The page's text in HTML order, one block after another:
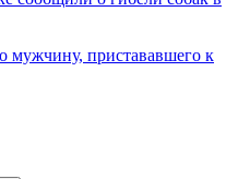
мужчину, пристававшего к